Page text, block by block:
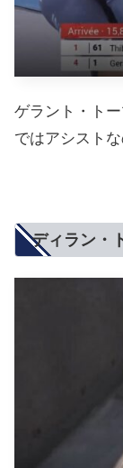
ゲラント・ト
ではアシストな
ディラン